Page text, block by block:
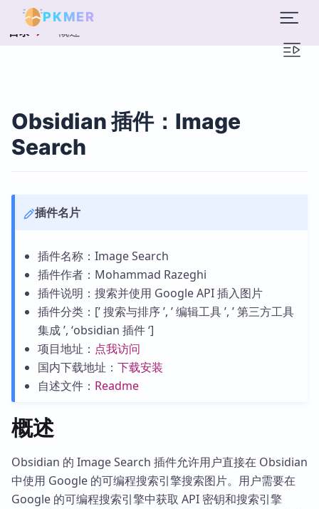
PKMER
目录 概述
Obsidian 插件：Image
Search
插件名片
插件名称：Image Search
插件作者：Mohammad Razeghi
插件说明：搜索并使用 Google API 插入图片
插件分类：[’ 搜索与排序 ’, ’ 编辑工具 ’, ’ 第三方工具
集成 ’, ‘obsidian 插件 ‘]
项目地址： 点我访问
国内下载地址： 下载安装
自述文件： Readme
概述
Obsidian 的 Image Search 插件允许用户直接在 Obsidian
中使用 Google 的可编程搜索引擎搜索图片。用户需要在
Google 的可编程搜索引擎中获取 API 密钥和搜索引擎